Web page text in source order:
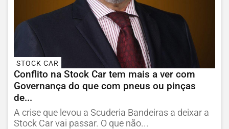
STOCK CAR
Conflito na Stock Car tem mais a ver com
Governança do que com pneus ou pinças
de...
A crise que levou a Scuderia Bandeiras a deixar a
Stock Car vai passar. O que não...